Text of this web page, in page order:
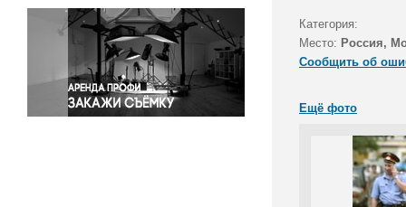
Светская жизнь
Спорт
Экология
Экономика и бизнес
Категория:
Место: Россия,
Сообщить об
Ещё фото